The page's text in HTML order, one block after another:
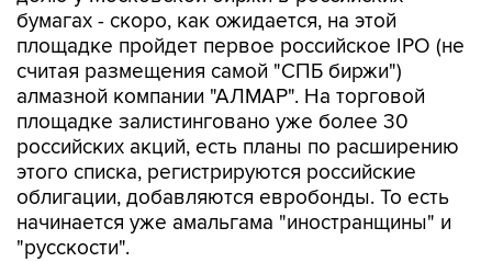
бумагах - скоро, как ожидается, на этой
площадке пройдет первое российское IPO (не
считая размещения самой "СПБ биржи")
алмазной компании "АЛМАР". На торговой
площадке залистинговано уже более 30
российских акций, есть планы по расширению
этого списка, регистрируются российские
облигации, добавляются евробонды. То есть
начинается уже амальгама "иностранщины" и
"русскости".